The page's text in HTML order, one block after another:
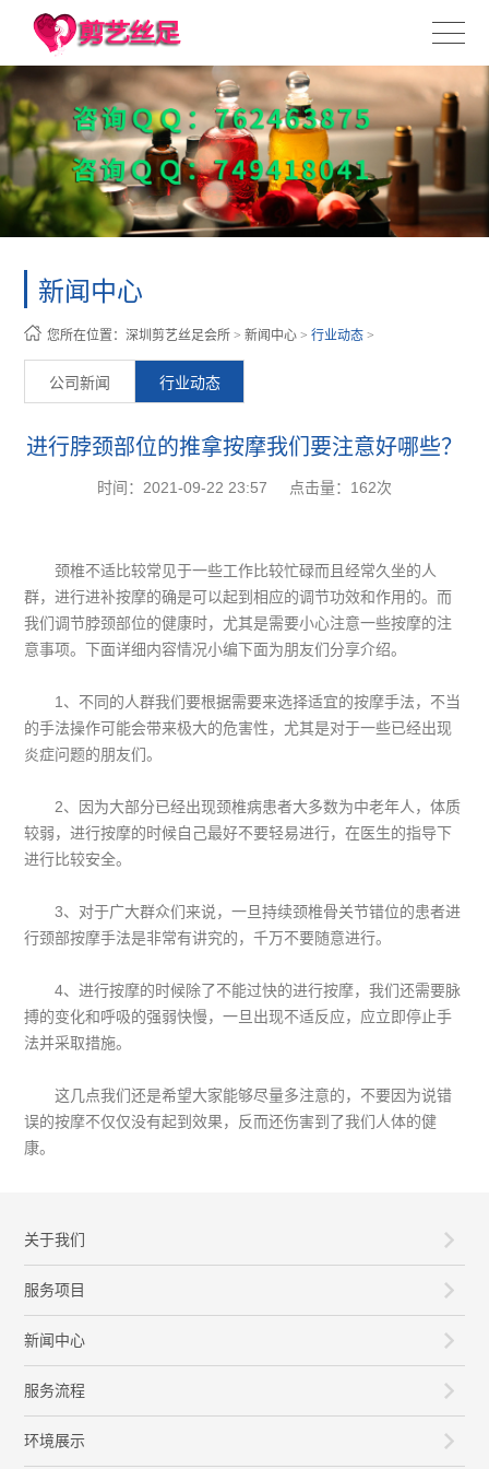
新闻中心
您所在位置：深圳剪艺丝足会所 >新闻中心 >行业动态 >
公司新闻 行业动态
进行脖颈部位的推拿按摩我们要注意好哪些？
时间：2021-09-22 23:57 点击量： 162次
颈椎不适比较常见于一些工作比较忙碌而且经常久坐的人
群，进行进补按摩的确是可以起到相应的调节功效和作用的。而
我们调节脖颈部位的健康时，尤其是需要小心注意一些按摩的注
意事项。下面详细内容情况小编下面为朋友们分享介绍。
1、不同的人群我们要根据需要来选择适宜的按摩手法，不当
的手法操作可能会带来极大的危害性，尤其是对于一些已经出现
炎症问题的朋友们。
2、因为大部分已经出现颈椎病患者大多数为中老年人，体质
较弱，进行按摩的时候自己最好不要轻易进行，在医生的指导下
进行比较安全。
3、对于广大群众们来说，一旦持续颈椎骨关节错位的患者进
行颈部按摩手法是非常有讲究的，千万不要随意进行。
4、进行按摩的时候除了不能过快的进行按摩，我们还需要脉
搏的变化和呼吸的强弱快慢，一旦出现不适反应，应立即停止手
法并采取措施。
这几点我们还是希望大家能够尽量多注意的，不要因为说错
误的按摩不仅仅没有起到效果，反而还伤害到了我们人体的健
康。
关于我们
服务项目
新闻中心
服务流程
环境展示